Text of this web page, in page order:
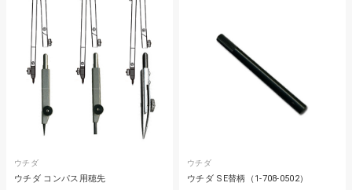
ウチダ
ウチダ コンパス用穂先
ウチダ
ウチダ SE替柄（1-708-0502）